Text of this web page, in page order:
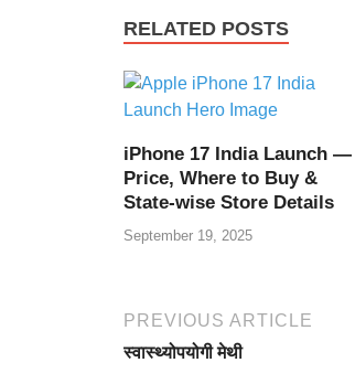
b
o
o
k
A
p
p
RELATED POSTS
iPhone 17 India Launch —
Price, Where to Buy &
State-wise Store Details
September 19, 2025
PREVIOUS ARTICLE
स्वास्थ्योपयोगी मेथी